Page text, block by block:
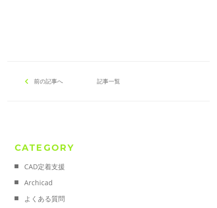
前の記事へ 記事一覧
CATEGORY
CAD定着支援
Archicad
よくある質問